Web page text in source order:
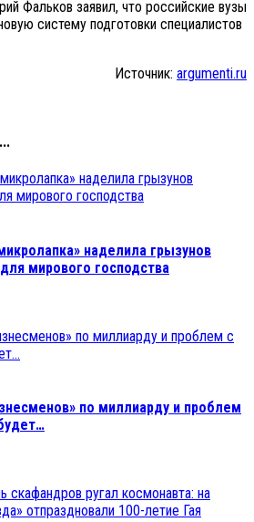
Фальков заявил, что российские вузы
систему подготовки специалистов
Источник: argumenti.ru
наделила грызунов
мирового господства
по миллиарду и проблем